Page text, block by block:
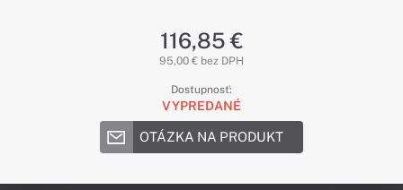
116,85 €
95,00 € bez DPH
Dostupnosť:
VYPREDANÉ
OTÁZKA NA PRODUKT